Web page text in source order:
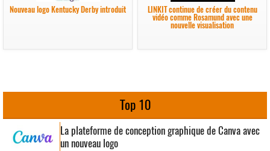
Nouveau logo Kentucky Derby introduit LINKIT continue de créer du contenu
vidéo comme Rosamund avec une
nouvelle visualisation
Top 10
La plateforme de conception graphique de Canva avec
un nouveau logo